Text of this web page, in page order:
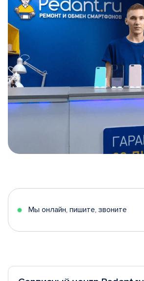
5
Мы онлайн, пишите, звоните